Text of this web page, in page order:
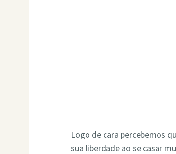
Logo de cara percebemos
sua liberdade ao se casar